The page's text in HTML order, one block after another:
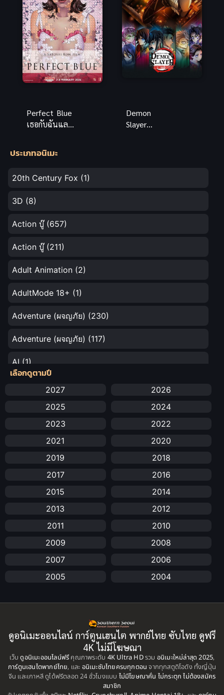
ไทย สายดาร์
กมันส์
มันส์
Perfect Blue
เธอกับฉันและ
ภาพยนตร์
Demon
Slayer
ประเภทอนิเมะ
20th Century Fox (1)
3D (8)
Action บู๊(657)
Action บู๊(211)
Adult Animation (2)
AdultMode 18+ (1)
Adventure (ผจญภัย) (230)
Adventure (ผจญภัย) (117)
AI (1)
Amazon Prime
Anal (ประตูหลัง)
Animation การ์ตูน
Animation อนิเมะ
Animation แอนิเมชั่น
(25)
BBC(1)
Big tits (นมใหญ่)(19)
Biography
เลือกดูตามปี
2027
2026
2025
2024
2023
2022
2021
2020
2019
2018
2017
2016
2015
2014
2013
2012
2011
2010
2009
2008
2007
2006
2005
2004
1999
1998
1995
1993
1992
1991
ดูอนิเมะออนไลน์ การ์ตูนเฮนไต พากย์ไทย ซับไทย ดูฟรี
4K ไม่มีโฆษณา
เว็บดูอนิเมะออนไลน์ฟรี คุณภาพระดับ 4K Ultra HDรวม อนิเมะใหม่ล่าสุด 2025,
การ์ตูนเฮนไตพากย์ไทย, และ อนิเมะซับไทยครบทุกตอน จากทุกสตูดิโอดัง ทั้งญี่ปุ่น
จีน และเกาหลี ดูได้ฟรีตลอด 24 ชั่วโมงแบบ ไม่มีโฆษณาคั่น ไม่กระตุก ไม่ต้องสมัคร
สมาชิก